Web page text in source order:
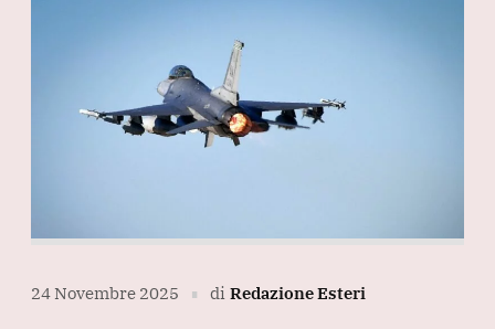
24 Novembre 2025 ∎ di Redazione Esteri